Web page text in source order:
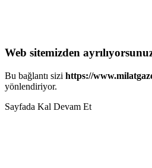
Web sitemizden
Bu bağlantı sizi https://
yönlendiriyor.
Sayfada Kal Devam Et